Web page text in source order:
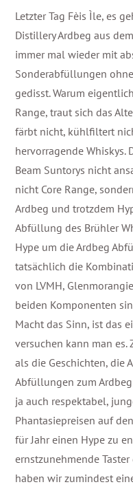
Letzter Tag Fèis Ìle, es
Distillery Ardbeg aus
immer mal wieder mit
Sonderabfüllungen
gedisst. Warum
Range, traut sich das
färbt nicht, kühlfiltert
hervorragende Whiskys.
Beam Suntorys nicht
nicht Core Range,
Ardbeg und trotzdem
Abfüllung des Brühler
Hype um die Ardbeg
tatsächlich die
von LVMH,
beiden Komponenten
Macht das Sinn, ist das
versuchen kann man es.
als die Geschichten, die
Abfüllungen zum
ja auch respektabel,
Phantasiepreisen auf
für Jahr einen Hype zu
ernstzunehmende
haben wir zumindest